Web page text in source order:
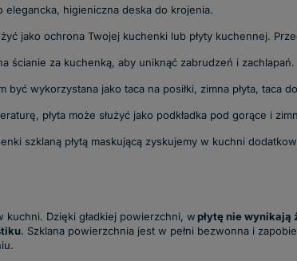
elegancka, higieniczna deska do krojenia.
jako ochrona Twojej kuchenki lub płyty kuchennej.
ścianie za kuchenką, aby uniknąć zabrudzeń i zachlapań.
być wykorzystana jako taca na posiłki, zimna płyta, taca
płyta może służyć jako podkładka pod gorące i
szklaną płytą maskującą zyskujemy w kuchni
Dzięki gładkiej powierzchni, wpłytę nie wynikają
. Szklana powierzchnia jest w pełni bezwonna i